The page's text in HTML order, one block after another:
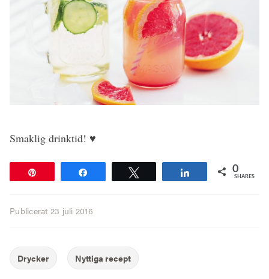
Smaklig drinktid! ♥
Share 0
SHARES
Publicerat 23 juli 2016